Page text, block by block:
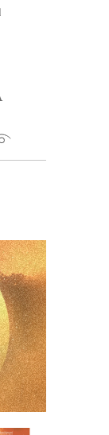
писать
мы